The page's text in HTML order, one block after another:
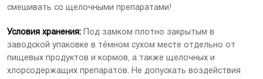
смешивать со щелочными препаратами!
Условия хранения:
Под замком плотно закрытым в
заводской упаковке в тёмном сухом месте отдельно от
пищевых продуктов и кормов, а также щелочных и
хлорсодержащих препаратов. Не допускать воздействия